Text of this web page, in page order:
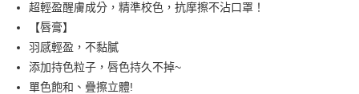
街口支付
悠遊付
ATM付款
超輕盈醒膚成分，精準校色，抗摩擦不沾口罩！
【唇膏】
羽感輕盈，不黏膩
添加持色粒子，唇色持久不掉~
單色飽和、疊擦立體!